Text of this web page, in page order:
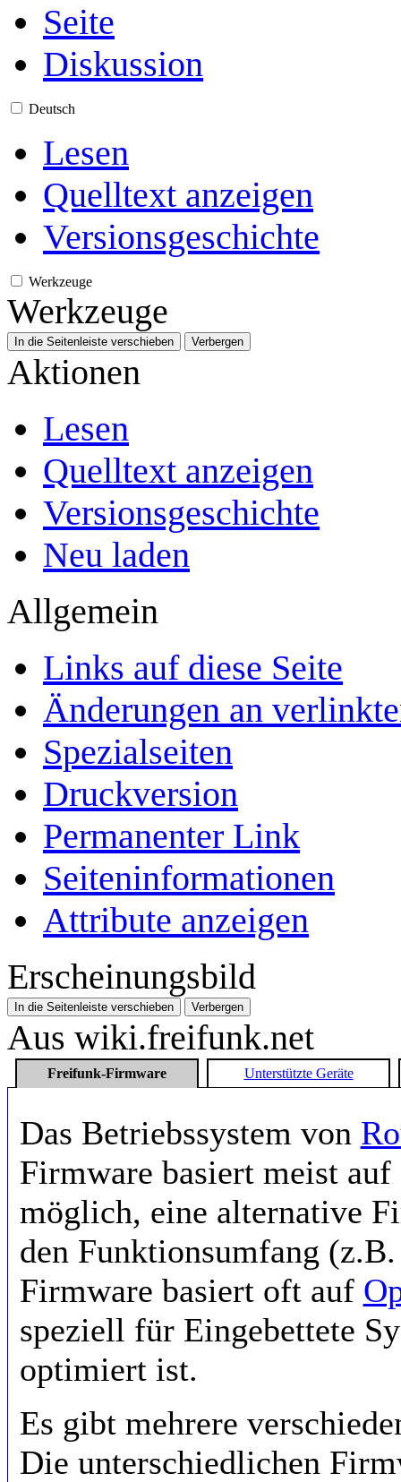
Seite
Diskussion
Deutsch
Lesen
Quelltext anzeigen
Versionsgeschichte
Werkzeuge
Werkzeuge
In die Seitenleiste verschieben Verbergen
Aktionen
Lesen
Quelltext anzeigen
Versionsgeschichte
Neu laden
Allgemein
Links auf diese Seite
Änderungen an
Spezialseiten
Druckversion
Permanenter Link
Seiten­­informationen
Attribute anzeigen
Erscheinungsbild
In die Seitenleiste verschieben Verbergen
Aus wiki.freifunk.net
Freifunk-Firmware Unterstützte Geräte
Das Betriebssystem von
Firmware basiert meist
möglich, eine alternative
den Funktionsumfang
Firmware basiert oft auf
speziell für Eingebettete
optimiert ist.
Es gibt mehrere
Die unterschiedlichen